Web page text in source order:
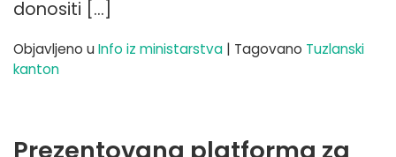
donositi […]
Objavljeno u Info iz ministarstva | Tagovano Tuzlanski
kanton
Prezentovana platforma za